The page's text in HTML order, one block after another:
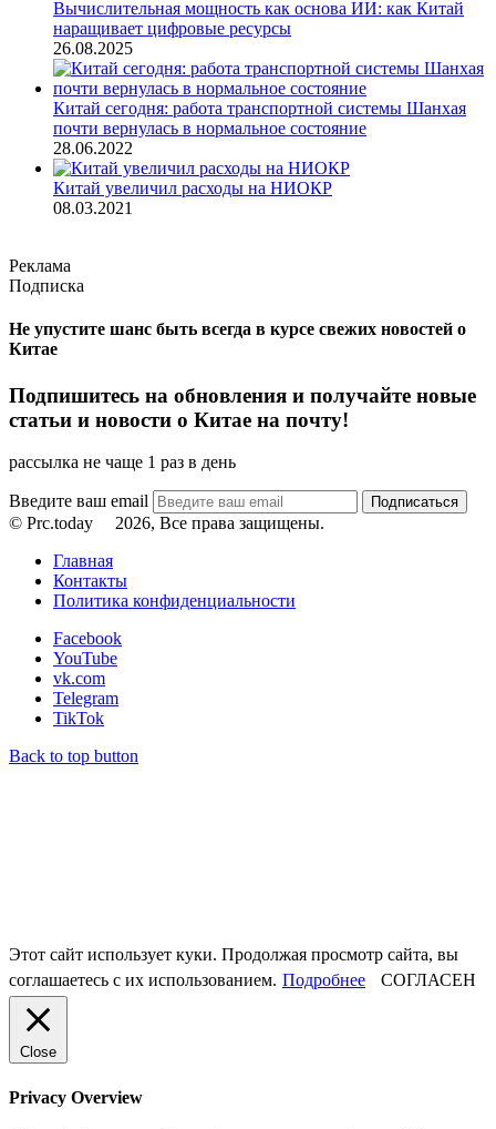
Вычислительная мощность как основа ИИ: как Китай
наращивает цифровые ресурсы
26.08.2025
Китай сегодня: работа транспортной системы Шанхая
почти вернулась в нормальное состояние
28.06.2022
Китай увеличил расходы на НИОКР
08.03.2021
Реклама
Подписка
Не упустите шанс быть всегда в курсе свежих новостей о
Китае
Подпишитесь на обновления и получайте новые
статьи и новости о Китае на почту!
рассылка не чаще 1 раз в день
Введите ваш email
© Prc.today
2026, Все права защищены.
Главная
Контакты
Политика конфиденциальности
Facebook
YouTube
vk.com
Telegram
TikTok
Back to top button
Этот сайт использует куки. Продолжая просмотр сайта, вы
соглашаетесь с их использованием. Подробнее СОГЛАСЕН
Close
Privacy Overview